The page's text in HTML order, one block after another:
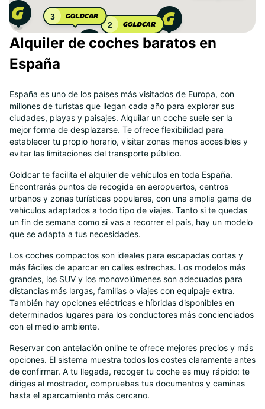
2
3
Alquiler de coches baratos en
España
España es uno de los países más visitados de Europa, con
millones de turistas que llegan cada año para explorar sus
ciudades, playas y paisajes. Alquilar un coche suele ser la
mejor forma de desplazarse. Te ofrece flexibilidad para
establecer tu propio horario, visitar zonas menos accesibles y
evitar las limitaciones del transporte público.
Goldcar te facilita el alquiler de vehículos en toda España.
Encontrarás puntos de recogida en aeropuertos, centros
urbanos y zonas turísticas populares, con una amplia gama de
vehículos adaptados a todo tipo de viajes. Tanto si te quedas
un fin de semana como si vas a recorrer el país, hay un modelo
que se adapta a tus necesidades.
Los coches compactos son ideales para escapadas cortas y
más fáciles de aparcar en calles estrechas. Los modelos más
grandes, los SUV y los monovolúmenes son adecuados para
distancias más largas, familias o viajes con equipaje extra.
También hay opciones eléctricas e híbridas disponibles en
determinados lugares para los conductores más concienciados
con el medio ambiente.
Reservar con antelación online te ofrece mejores precios y más
opciones. El sistema muestra todos los costes claramente antes
de confirmar. A tu llegada, recoger tu coche es muy rápido: te
diriges al mostrador, compruebas tus documentos y caminas
hasta el aparcamiento más cercano.